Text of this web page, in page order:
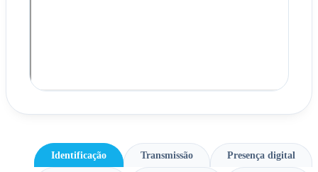
Identificação Transmissão Presença digital